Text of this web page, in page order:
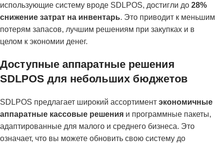
использующие систему вроде SDLPOS, достигли до 28%
снижение затрат на инвентарь. Это приводит к меньшим
потерям запасов, лучшим решениям при закупках и в
целом к экономии денег.
Доступные аппаратные решения
SDLPOS для небольших бюджетов
SDLPOS предлагает широкий ассортимент экономичные
аппаратные кассовые решения и программные пакеты,
адаптированные для малого и среднего бизнеса. Это
означает, что вы можете обновить свою систему до